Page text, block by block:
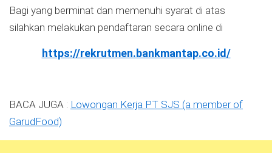
Bagi yang berminat dan memenuhi syarat di atas
silahkan melakukan pendaftaran secara online di
https://rekrutmen.bankmantap.co.id/
BACA JUGA : Lowongan Kerja PT SJS (a member of
GarudFood)